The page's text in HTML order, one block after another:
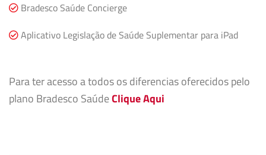
Bradesco Saúde Concierge
Aplicativo Legislação de Saúde Suplementar para iPad
Para ter acesso a todos os diferencias oferecidos pelo
plano Bradesco SaúdeClique Aqui